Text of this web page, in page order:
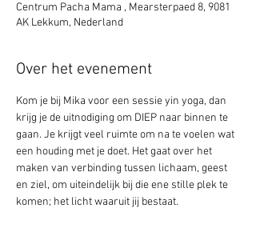
Centrum Pacha Mama , Mearsterpaed 8, 9081
AK Lekkum, Nederland
Over het evenement
Kom je bij Mika voor een sessie yin yoga, dan
krijg je de uitnodiging om DIEP naar binnen te
gaan. Je krijgt veel ruimte om na te voelen wat
een houding met je doet. Het gaat over het
maken van verbinding tussen lichaam, geest
en ziel, om uiteindelijk bij die ene stille plek te
komen; het licht waaruit jij bestaat.